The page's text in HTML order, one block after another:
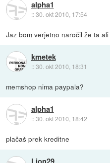
alpha1
::30. okt 2010, 17:54
Jaz bom verjetno naročil že ta
kmetek
::30. okt 2010, 18:31
memshop nima paypala?
alpha1
::30. okt 2010, 18:42
plačaš prek kreditne